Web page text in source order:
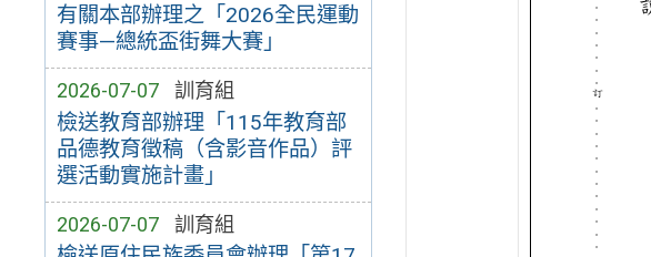
有關本部辦理之「2026全民運動
賽事—總統盃街舞大賽」
2026-07-07 訓育組
檢送教育部辦理「115年教育部
品德教育徵稿（含影音作品）評
選活動實施計畫」
2026-07-07 訓育組